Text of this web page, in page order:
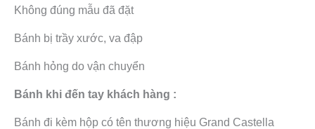
Không đúng mẫu đã đặt
Bánh bị trầy xước, va đập
Bánh hỏng do vận chuyển
Bánh khi đến tay khách hàng :
Bánh đi kèm hộp có tên thương hiệu Grand Castella